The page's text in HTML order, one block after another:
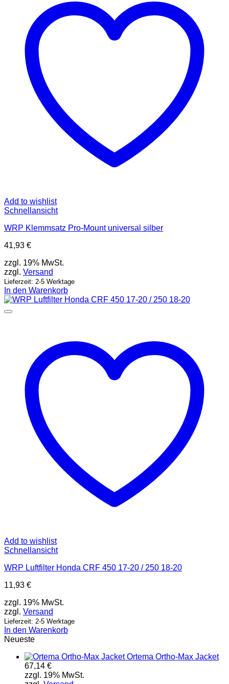
Add to wishlist
Schnellansicht
WRP Klemmsatz Pro-Mount universal silber
41,93 €
zzgl. 19% MwSt.
zzgl. Versand
Lieferzeit: 2-5 Werktage
In den Warenkorb
Add to wishlist
Schnellansicht
WRP Luftfilter Honda CRF 450 17-20 / 250 18-20
11,93 €
zzgl. 19% MwSt.
zzgl. Versand
Lieferzeit: 2-5 Werktage
In den Warenkorb
Neueste
Ortema Ortho-Max Jacket
67,14 €
zzgl. 19% MwSt.